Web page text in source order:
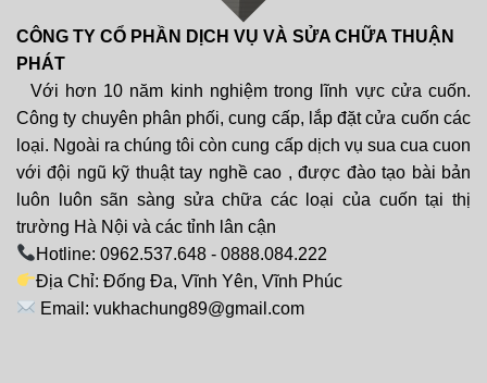
CÔNG TY CỔ PHẦN DỊCH VỤ VÀ SỬA CHỮA THUẬN
PHÁT
Với hơn 10 năm kinh nghiệm trong lĩnh vực cửa cuốn.
Công ty chuyên phân phối, cung cấp, lắp đặt cửa cuốn các
loại. Ngoài ra chúng tôi còn cung cấp dịch vụ sua cua cuon
với đội ngũ kỹ thuật tay nghề cao , được đào tạo bài bản
luôn luôn sãn sàng sửa chữa các loại của cuốn tại thị
trường Hà Nội và các tỉnh lân cận
Hotline: 0962.537.648 - 0888.084.222
Địa Chỉ: Đống Đa, Vĩnh Yên, Vĩnh Phúc
Email: vukhachung89@gmail.com